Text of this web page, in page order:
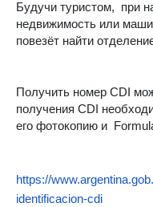
Будучи туристом, при
недвижимость или
повезёт найти
Получить номер CDI
получения CDI
его фотокопию и
https://
identificacion-cdi